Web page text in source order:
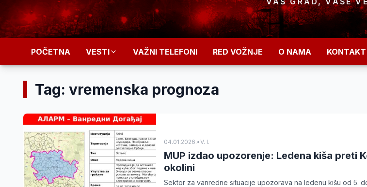
POČETNA VESTI VAŽNI TELEFONI RED VOŽNJE O NAMA KONTAKT
Tag: vremenska prognoza
04.01.2026.•V. I.
MUP izdao upozorenje: Ledena kiša preti
okolini
Sektor za vanredne situacije upozorava na ledenu kišu od 5.